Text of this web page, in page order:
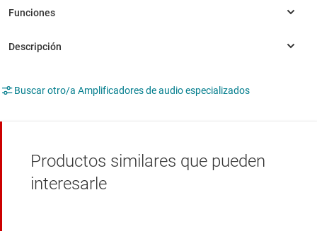
Buscar otro/a Amplificadores de audio especializados
Productos similares que pueden
interesarle